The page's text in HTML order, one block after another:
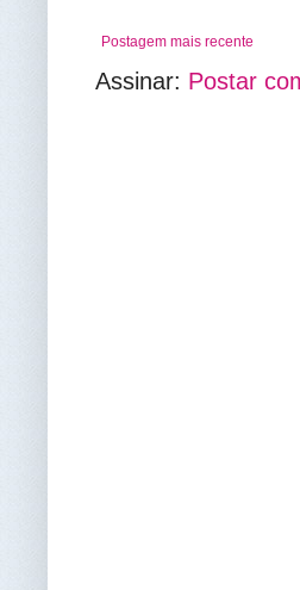
Postagem mais recente
Assinar: Postar